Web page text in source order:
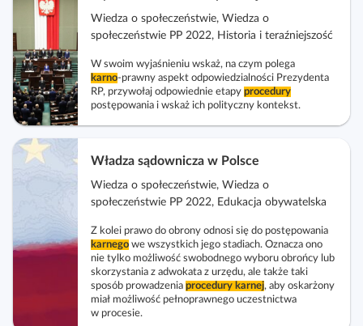
Wiedza o społeczeństwie, Wiedza o
społeczeństwie PP 2022, Historia i teraźniejszość
W swoim wyjaśnieniu wskaż, na czym polega
karno‑prawny aspekt odpowiedzialności Prezydenta
RP, przywołaj odpowiednie etapy procedury
postępowania i wskaż ich polityczny kontekst.
Władza sądownicza w Polsce
Wiedza o społeczeństwie, Wiedza o
społeczeństwie PP 2022, Edukacja obywatelska
Z kolei prawo do obrony odnosi się do postępowania
karnego we wszystkich jego stadiach. Oznacza ono
nie tylko możliwość swobodnego wyboru obrońcy lub
skorzystania z adwokata z urzędu, ale także taki
sposób prowadzenia procedury karnej, aby oskarżony
miał możliwość pełnoprawnego uczestnictwa
w procesie.